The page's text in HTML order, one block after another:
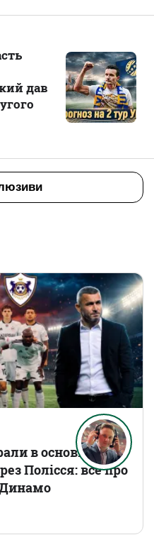
дав
в основному
Полісся: все про
Динамо